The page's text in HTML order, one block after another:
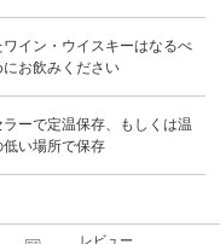
ワイン・ウイスキーはなるべ
にお飲みください
ラーで定温保存、もしくは温
低い場所で保存
レビュー